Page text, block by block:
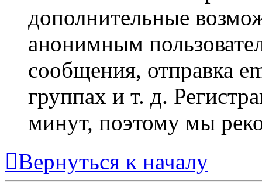
дополнительные
анонимным
сообщения, отправка
группах и т. д.
минут, поэтому мы
Вернуться к началу